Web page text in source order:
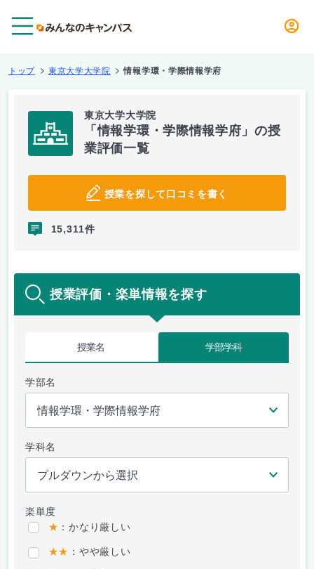
トップ 東京大学大学院 情報学環・学際情報学府
東京大学大学院
「情報学環・学際情報学府」の授
業評価一覧
授業を探して口コミを書く
15,311件
授業評価・楽単情報を探す
授業名 学部学科
学部名
学科名
楽単度
★ ：かなり厳しい
★★ ：やや厳しい